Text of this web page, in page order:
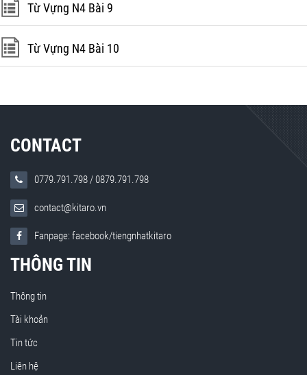
Từ Vựng N4 Bài 9
Từ Vựng N4 Bài 10
CONTACT
0779.791.798/0879.791.798
contact@kitaro.vn
Fanpage: facebook/tiengnhatkitaro
THÔNG TIN
Thông tin
Tài khoản
Tin tức
Liên hệ